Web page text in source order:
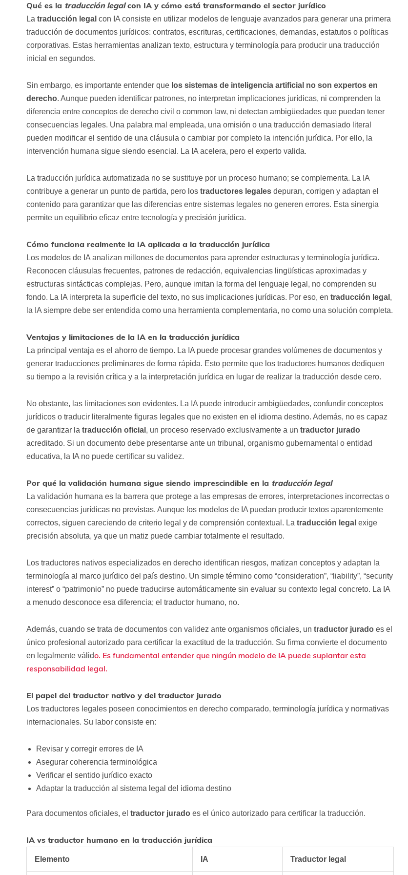
Qué es la traducción legalcon IA y cómo está transformando el sector jurídico
La traducción legal con IA consiste en utilizar modelos de lenguaje avanzados para generar una primera
traducción de documentos jurídicos: contratos, escrituras, certificaciones, demandas, estatutos o políticas
corporativas. Estas herramientas analizan texto, estructura y terminología para producir una traducción
inicial en segundos.
Sin embargo, es importante entender quelos sistemas de inteligencia artificial no son expertos en
derecho. Aunque pueden identificar patrones, no interpretan implicaciones jurídicas, ni comprenden la
diferencia entre conceptos de derecho civil o common law, ni detectan ambigüedades que puedan tener
consecuencias legales. Una palabra mal empleada, una omisión o una traducción demasiado literal
pueden modificar el sentido de una cláusula o cambiar por completo la intención jurídica. Por ello, la
intervención humana sigue siendo esencial. La IA acelera, pero el experto valida.
La traducción jurídica automatizada no se sustituye por un proceso humano; se complementa. La IA
contribuye a generar un punto de partida, pero los traductores legalesdepuran, corrigen y adaptan el
contenido para garantizar que las diferencias entre sistemas legales no generen errores. Esta sinergia
permite un equilibrio eficaz entre tecnología y precisión jurídica.
Cómo funciona realmente la IA aplicada a la traducción jurídica
Los modelos de IA analizan millones de documentos para aprender estructuras y terminología jurídica.
Reconocen cláusulas frecuentes, patrones de redacción, equivalencias lingüísticas aproximadas y
estructuras sintácticas complejas. Pero, aunque imitan la forma del lenguaje legal, no comprenden su
fondo. La IA interpreta la superficie del texto, no sus implicaciones jurídicas. Por eso, en traducción legal ,
la IA siempre debe ser entendida como una herramienta complementaria, no como una solución completa.
Ventajas y limitaciones de la IA en la traducción jurídica
La principal ventaja es el ahorro de tiempo. La IA puede procesar grandes volúmenes de documentos y
generar traducciones preliminares de forma rápida. Esto permite que los traductores humanos dediquen
su tiempo a la revisión crítica y a la interpretación jurídica en lugar de realizar la traducción desde cero.
No obstante, las limitaciones son evidentes. La IA puede introducir ambigüedades, confundir conceptos
jurídicos o traducir literalmente figuras legales que no existen en el idioma destino. Además, no es capaz
de garantizar la traducción oficial , un proceso reservado exclusivamente a un traductor jurado
acreditado. Si un documento debe presentarse ante un tribunal, organismo gubernamental o entidad
educativa, la IA no puede certificar su validez.
Por qué la validación humana sigue siendo imprescindible en la traducción legal
La validación humana es la barrera que protege a las empresas de errores, interpretaciones incorrectas o
consecuencias jurídicas no previstas. Aunque los modelos de IA puedan producir textos aparentemente
correctos, siguen careciendo de criterio legal y de comprensión contextual. La traducción legal exige
precisión absoluta, ya que un matiz puede cambiar totalmente el resultado.
Los traductores nativos especializados en derecho identifican riesgos, matizan conceptos y adaptan la
terminología al marco jurídico del país destino. Un simple término como “consideration”, “liability”, “security
interest” o “patrimonio” no puede traducirse automáticamente sin evaluar su contexto legal concreto. La IA
a menudo desconoce esa diferencia; el traductor humano, no.
Además, cuando se trata de documentos con validez ante organismos oficiales, un traductor juradoes el
único profesional autorizado para certificar la exactitud de la traducción. Su firma convierte el documento
en legalmente válido. Es fundamental entender que ningún modelo de IA puede suplantar esta
responsabilidad legal.
El papel del traductor nativo y del traductor jurado
Los traductores legales poseen conocimientos en derecho comparado, terminología jurídica y normativas
internacionales. Su labor consiste en:
Revisar y corregir errores de IA
Asegurar coherencia terminológica
Verificar el sentido jurídico exacto
Adaptar la traducción al sistema legal del idioma destino
Para documentos oficiales, el traductor juradoes el único autorizado para certificar la traducción.
IA vs traductor humano en la traducción jurídica
Elemento IA Traductor legal